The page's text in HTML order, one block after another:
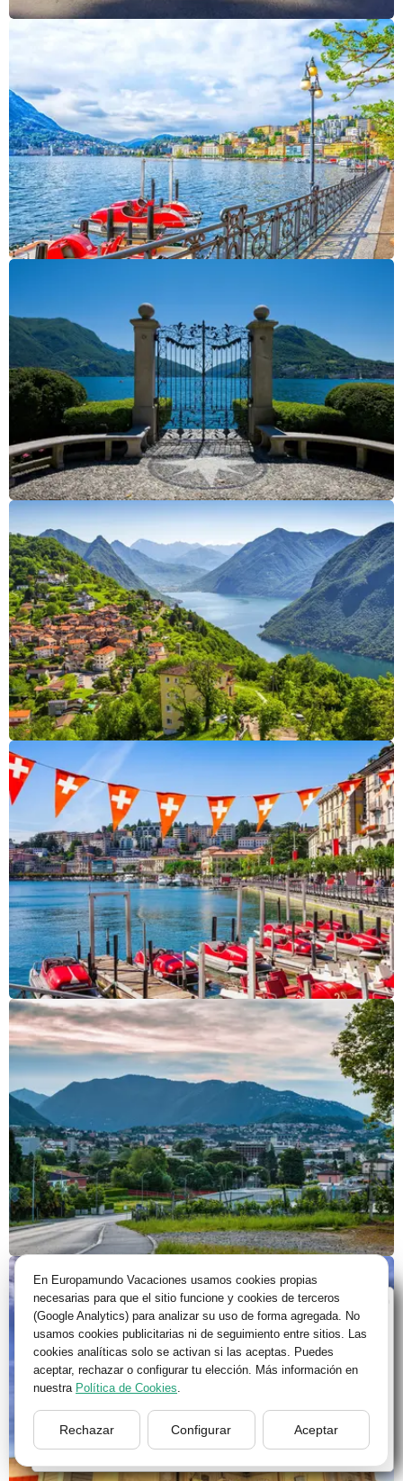
Bienvenido a Europamundo Vacaciones, está usted
en el sitio internacional de:
Wellcome to Europamundo Vacations, your in the
international site of:
cambiar/change
En Europamundo Vacaciones usamos cookies propias
necesarias para que el sitio funcione y cookies de terceros
(Google Analytics) para analizar su uso de forma agregada. No
usamos cookies publicitarias ni de seguimiento entre sitios. Las
cookies analíticas solo se activan si las aceptas. Puedes
aceptar, rechazar o configurar tu elección. Más información en
nuestra Política de Cookies.
Rechazar Configurar Aceptar